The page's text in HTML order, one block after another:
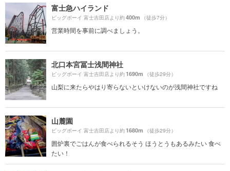
富士急ハイランド
ビッグボーイ 富士吉田店より約400m （徒歩7分）
営業時間を事前に調べましょう。
北口本宮冨士浅間神社
ビッグボーイ 富士吉田店より約1690m （徒歩29分）
山梨に来たらやはり寄らないといけないのが浅間神社ですね
山麓園
ビッグボーイ 富士吉田店より約1680m （徒歩29分）
囲炉裏でごはんが食べられるそう ほうとうもあるみたい 食べ
たい！